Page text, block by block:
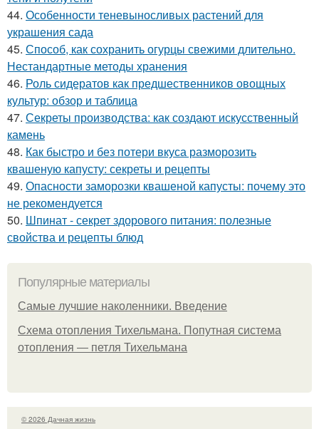
44. Особенности теневыносливых растений для
украшения сада
45. Способ, как сохранить огурцы свежими длительно.
Нестандартные методы хранения
46. Роль сидератов как предшественников овощных
культур: обзор и таблица
47. Секреты производства: как создают искусственный
камень
48. Как быстро и без потери вкуса разморозить
квашеную капусту: секреты и рецепты
49. Опасности заморозки квашеной капусты: почему это
не рекомендуется
50. Шпинат - секрет здорового питания: полезные
свойства и рецепты блюд
Популярные материалы
Самые лучшие наколенники. Введение
Схема отопления Тихельмана. Попутная система
отопления — петля Тихельмана
© 2026 Дачная жизнь